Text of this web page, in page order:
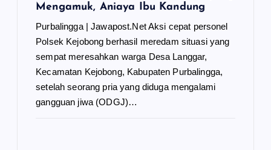
Mengamuk, Aniaya Ibu Kandung
Purbalingga | Jawapost.Net Aksi cepat personel
Polsek Kejobong berhasil meredam situasi yang
sempat meresahkan warga Desa Langgar,
Kecamatan Kejobong, Kabupaten Purbalingga,
setelah seorang pria yang diduga mengalami
gangguan jiwa (ODGJ)…